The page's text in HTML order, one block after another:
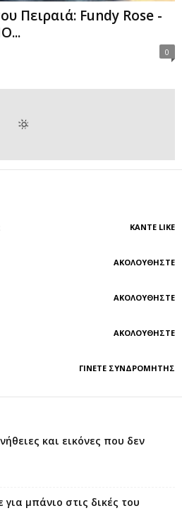
Πειραιά: Fundy Rose -
0
ΚΆΝΤΕ LIKE
ΑΚΟΛΟΥΘΉΣΤΕ
ΑΚΟΛΟΥΘΉΣΤΕ
ΑΚΟΛΟΥΘΉΣΤΕ
ΓΊΝΕΤΕ ΣΥΝΔΡΟΜΗΤΉΣ
και εικόνες που δεν
μπάνιο στις δικές του